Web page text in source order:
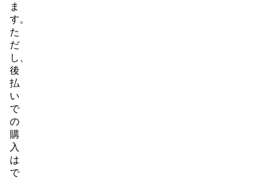
ま
す。
た
だ
し、
後
払
い
で
の
購
入
は
で